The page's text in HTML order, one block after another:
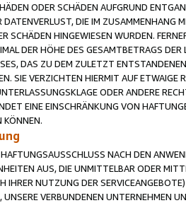
ODER SCHÄDEN AUFGRUND
DIE IM ZUSAMMENHANG
SCHÄDEN HINGEWIESEN WURDEN.
DER HÖHE DES GESAMTBETRAGS
DAS ZU DEM ZULETZT
SIE VERZICHTEN HIERMIT AUF
ODER ANDERE
EINE EINSCHRÄNKUNG VON
KÖNNEN.
NACH DEN
AUS, DIE UNMITTELBAR ODER
IHRER NUTZUNG DER
VERBUNDENEN UNTERNEHMEN